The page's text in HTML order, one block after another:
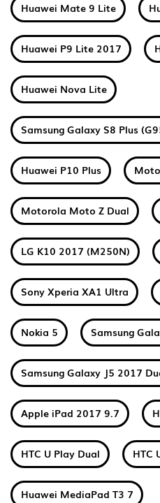
Huawei Mate 9 Lite
Huawei P9 Lite 2017
Huawei Nova Lite
Samsung Galaxy S8 Plus
Huawei P10 Plus
Motorola Moto Z Dual
LG K10 2017 (M250N)
Sony Xperia XA1 Ultra
Nokia 5 Samsung
Samsung Galaxy J5 2017
Apple iPad 2017 9.7
HTC U Play Dual HTC
Huawei MediaPad T3 7